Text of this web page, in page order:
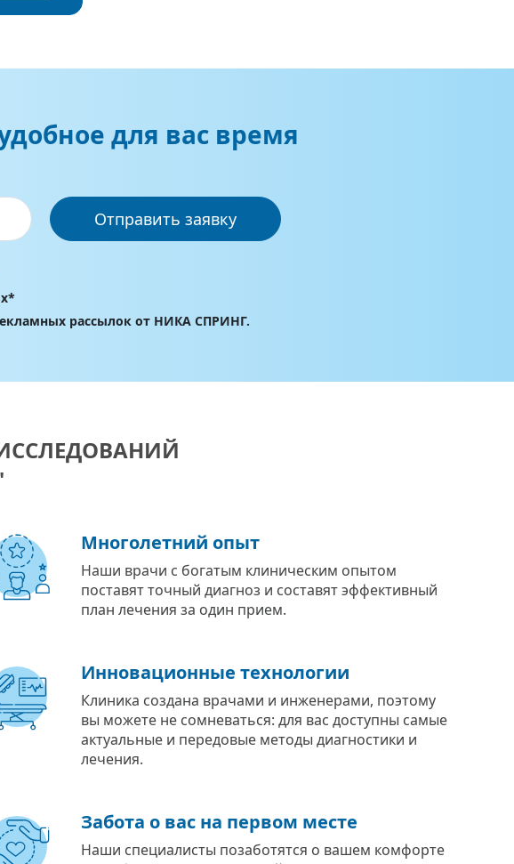
для вас время
Отправить заявку
рассылок от НИКА СПРИНГ.
Многолетний опыт
Наши врачи с богатым клиническим опытом
поставят точный диагноз и составят эффективный
план лечения за один прием.
Инновационные технологии
Клиника создана врачами и инженерами, поэтому
вы можете не сомневаться: для вас доступны самые
актуальные и передовые методы диагностики и
лечения.
Забота о вас на первом месте
Наши специалисты позаботятся о вашем комфорте